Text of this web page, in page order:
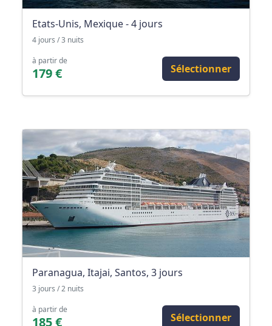
Etats-Unis, Mexique - 4 jours
4 jours / 3 nuits
à partir de
179 € Sélectionner
Paranagua, Itajai, Santos, 3 jours
3 jours / 2 nuits
à partir de
185 € Sélectionner